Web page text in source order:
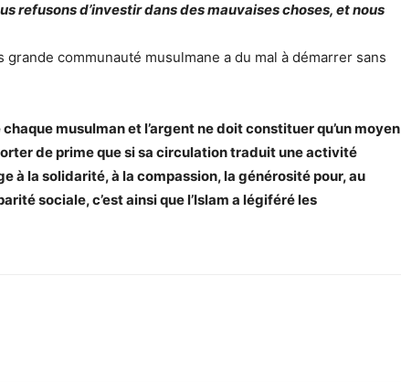
refusons d’investir dans des mauvaises choses, et nous
grande communauté musulmane a du mal à démarrer sans
musulman et l’argent ne doit constituer qu’un moyen
de prime que si sa circulation traduit une activité
à la solidarité, à la compassion, la générosité pour, au
sociale, c’est ainsi que l’Islam a légiféré les